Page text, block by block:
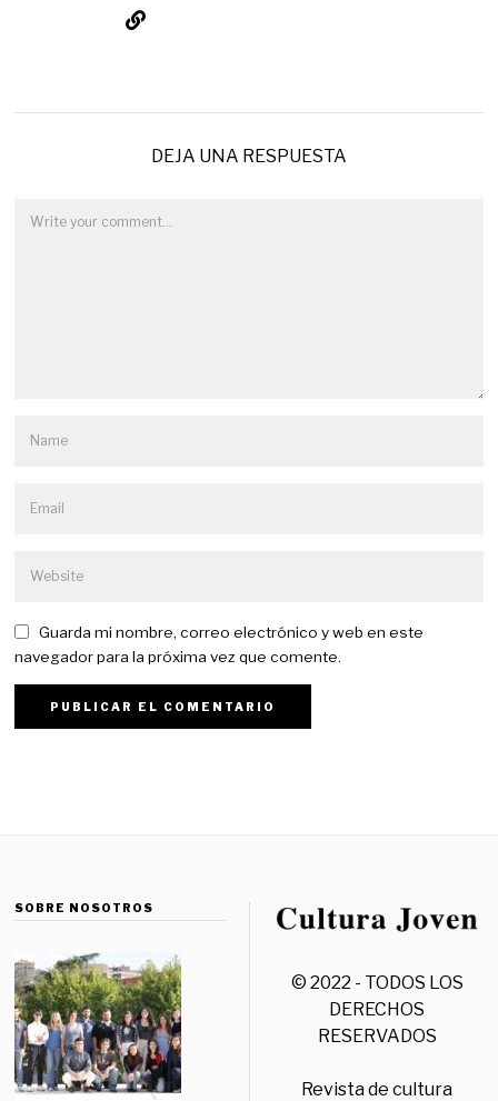
DEJA UNA RESPUESTA
Guarda mi nombre, correo electrónico y web en este
navegador para la próxima vez que comente.
SOBRE NOSOTROS
© 2022 - TODOS LOS
DERECHOS
RESERVADOS
Revista de cultura